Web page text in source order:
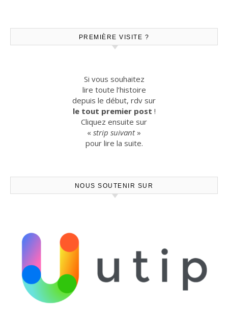
PREMIÈRE VISITE ?
Si vous souhaitez
lire toute l’histoire
depuis le début, rdv sur
le tout premier post !
Cliquez ensuite sur
« strip suivant»
pour lire la suite.
NOUS SOUTENIR SUR